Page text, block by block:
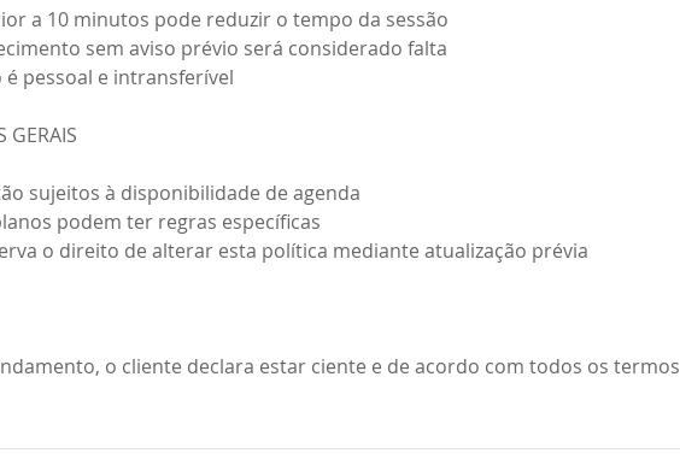
a 10 minutos pode reduzir o tempo da sessão
sem aviso prévio será considerado falta
pessoal e intransferível
GERAIS
sujeitos à disponibilidade de agenda
podem ter regras específicas
o direito de alterar esta política mediante atualização prévia
o cliente declara estar ciente e de acordo com todos os termos